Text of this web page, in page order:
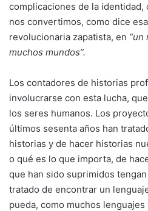
complicaciones de la
nos convertimos, como dice
revolucionaria zapatista, en “un
muchos mundos”.
Los contadores de historias
involucrarse con esta lucha,
los seres humanos. Los
últimos sesenta años han
historias y de hacer historias
o qué es lo que importa, de
que han sido suprimidos
tratado de encontrar un
pueda, como muchos